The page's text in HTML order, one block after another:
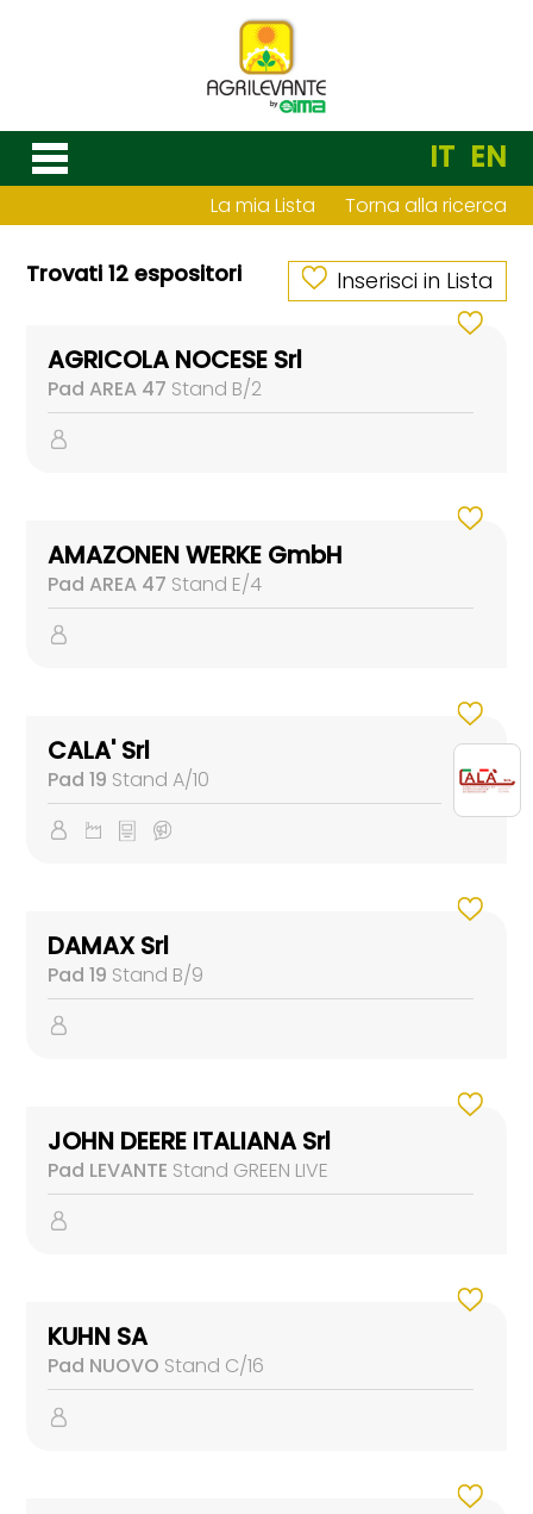
IT EN
La mia Lista Torna alla ricerca
Trovati 12 espositori Inserisci in Lista
AGRICOLA NOCESE Srl
Pad AREA 47 Stand B/2
AMAZONEN WERKE GmbH
Pad AREA 47 Stand E/4
CALA' Srl
Pad 19 Stand A/10
DAMAX Srl
Pad 19 Stand B/9
JOHN DEERE ITALIANA Srl
Pad LEVANTE Stand GREEN LIVE
KUHN SA
Pad NUOVO Stand C/16